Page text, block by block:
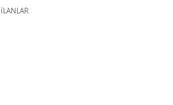
İLANLAR